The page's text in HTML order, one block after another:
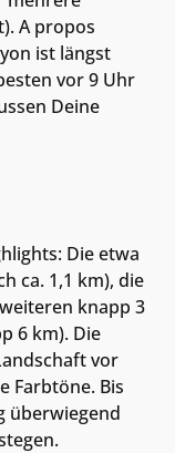
A propos
ist längst
vor 9 Uhr
Deine
Die etwa
ca. 1,1 km), die
knapp 3
6 km). Die
vor
Farbtöne. Bis
überwiegend